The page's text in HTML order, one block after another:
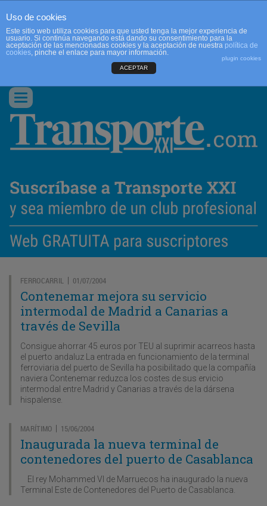
CONTACTO
Conmutar
navegación
FERROCARRIL | 01/07/2004
Contenemar mejora su servicio
intermodal de Madrid a Canarias a
través de Sevilla
Consigue ahorrar 45 euros por TEU al suprimir acarreos hasta
el puerto andaluz La entrada en funcionamiento de la terminal
ferroviaria del puerto de Sevilla ha posibilitado que la compañía
naviera Contenemar reduzca los costes de sus ervicio
intermodal entre Madrid y Canarias a través de la dársena
hispalense.
MARÍTIMO | 15/06/2004
Inaugurada la nueva terminal de
contenedores del puerto de Casablanca
El rey Mohammed VI de Marruecos ha inaugurado la nueva
Terminal Este de Contenedores del Puerto de Casablanca.
Uso de cookies
Este sitio web utiliza cookies para que usted tenga la mejor experiencia de
usuario. Si continúa navegando está dando su consentimiento para la
aceptación de las mencionadas cookies y la aceptación de nuestra política de
cookies, pinche el enlace para mayor información.
plugin cookies
ACEPTAR